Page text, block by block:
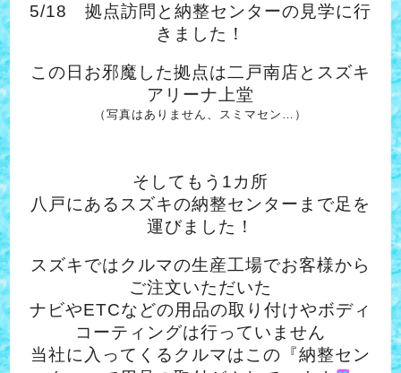
5/18 拠点訪問と納整センターの見学に行
きました！
この日お邪魔した拠点は二戸南店とスズキ
アリーナ上堂
（写真はありません、スミマセン…）
そしてもう1カ所
八戸にあるスズキの納整センターまで足を
運びました！
スズキではクルマの生産工場でお客様から
ご注文いただいた
ナビやETCなどの用品の取り付けやボディ
コーティングは行っていません
当社に入ってくるクルマはこの『納整セン